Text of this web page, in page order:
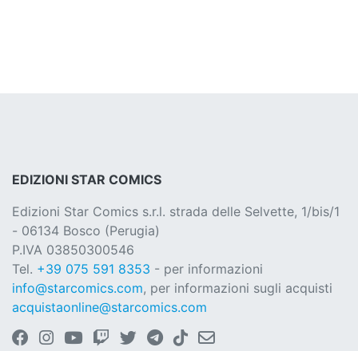
EDIZIONI STAR COMICS
Edizioni Star Comics s.r.l. strada delle Selvette, 1/bis/1
- 06134 Bosco (Perugia)
P.IVA 03850300546
Tel. +39 075 591 8353 - per informazioni
info@starcomics.com, per informazioni sugli acquisti
acquistaonline@starcomics.com